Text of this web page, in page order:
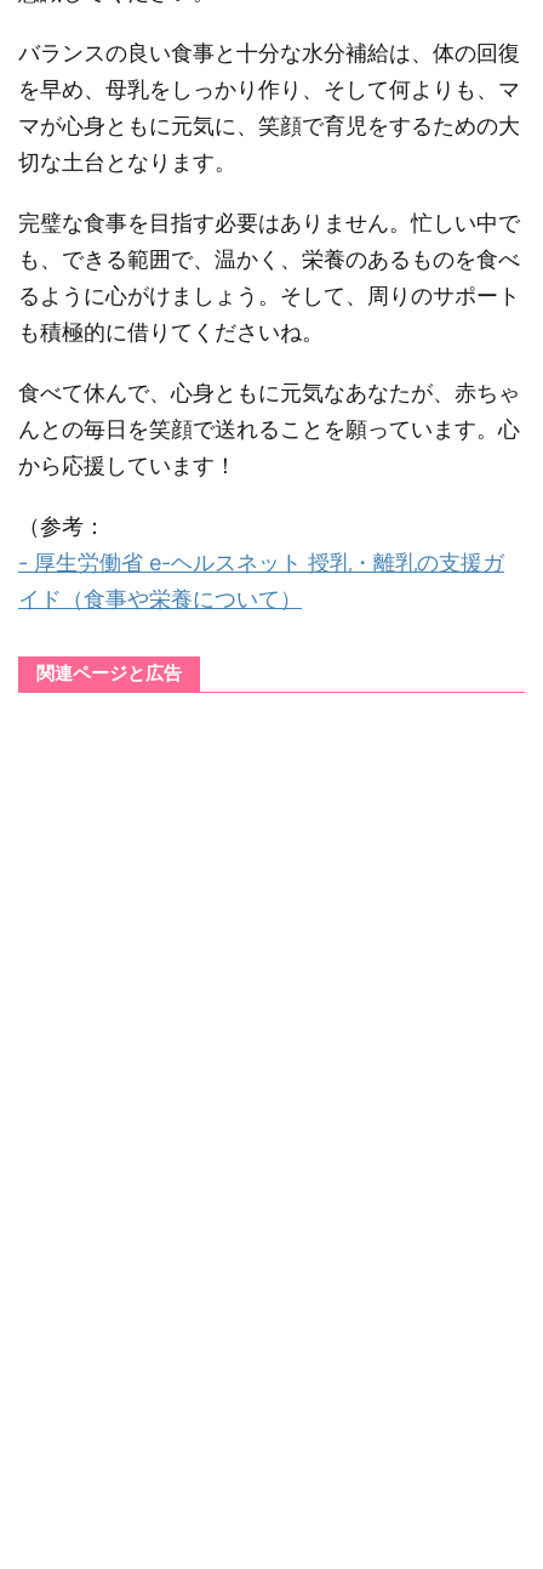
バランスの良い食事と十分な水分補給は、体の回復
を早め、母乳をしっかり作り、そして何よりも、マ
マが心身ともに元気に、笑顔で育児をするための大
切な土台となります。
完璧な食事を目指す必要はありません。忙しい中で
も、できる範囲で、温かく、栄養のあるものを食べ
るように心がけましょう。そして、周りのサポート
も積極的に借りてくださいね。
食べて休んで、心身ともに元気なあなたが、赤ちゃ
んとの毎日を笑顔で送れることを願っています。心
から応援しています！
（参考：
- 厚生労働省 e-ヘルスネット 授乳・離乳の支援ガ
イド（食事や栄養について）
関連ページと広告